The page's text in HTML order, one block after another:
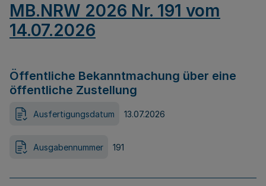
MB.NRW 2026 Nr. 191 vom
14.07.2026
Öffentliche Bekanntmachung über eine
öffentliche Zustellung
Ausfertigungsdatum 13.07.2026
Ausgabennummer 191